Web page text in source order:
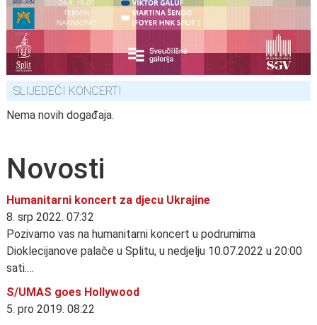
SLIJEDEĆI KONCERTI
Nema novih događaja.
Novosti
Humanitarni koncert za djecu Ukrajine
8. srp 2022. 07:32
Pozivamo vas na humanitarni koncert u podrumima
Dioklecijanove palače u Splitu, u nedjelju 10.07.2022 u 20:00
sati.…
S/UMAS goes Hollywood
5. pro 2019. 08:22